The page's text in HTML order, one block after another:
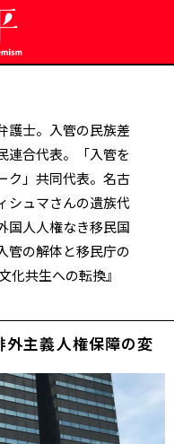
護士。入管の民族差
連合代表。「入管を
」共同代表。名古
シュマさんの遺族代
人――人権なき移民国
管の解体と移民庁の
化共生への転換』
主義――人権保障の変